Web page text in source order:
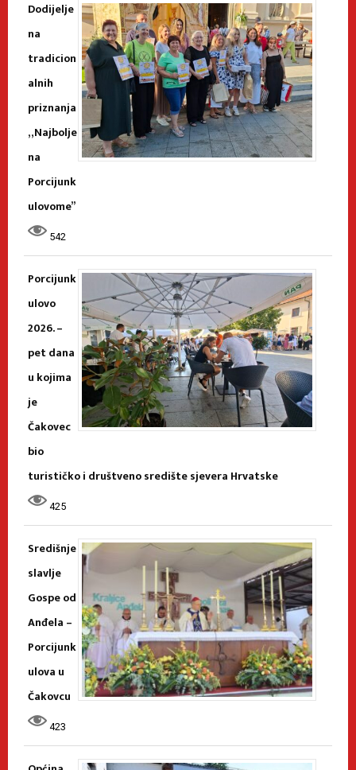
Dodijelje
na
tradicion
alnih
priznanja
„Najbolje
na
Porcijunk
ulovome”
542
Porcijunk
ulovo
2026. –
pet dana
u kojima
je
Čakovec
bio
turističko i društveno središte sjevera Hrvatske
425
Središnje
slavlje
Gospe od
Anđela –
Porcijunk
ulova u
Čakovcu
423